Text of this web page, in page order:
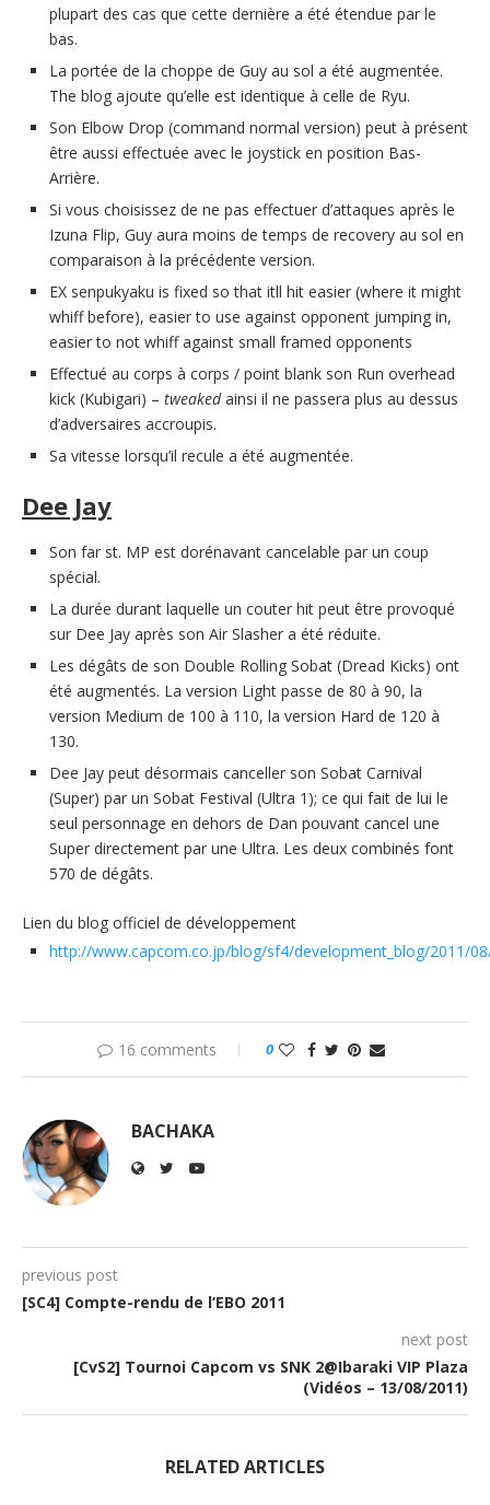
plupart des cas que cette dernière a été étendue par le
bas.
La portée de la choppe de Guy au sol a été augmentée.
The blog ajoute qu’elle est identique à celle de Ryu.
Son Elbow Drop (command normal version) peut à présent
être aussi effectuée avec le joystick en position Bas-
Arrière.
Si vous choisissez de ne pas effectuer d’attaques après le
Izuna Flip, Guy aura moins de temps de recovery au sol en
comparaison à la précédente version.
EX senpukyaku is fixed so that itll hit easier (where it might
whiff before), easier to use against opponent jumping in,
easier to not whiff against small framed opponents
Effectué au corps à corps / point blank son Run overhead
kick (Kubigari) – tweakedainsi il ne passera plus au dessus
d’adversaires accroupis.
Sa vitesse lorsqu’il recule a été augmentée.
Dee Jay
Son far st. MP est dorénavant cancelable par un coup
spécial.
La durée durant laquelle un couter hit peut être provoqué
sur Dee Jay après son Air Slasher a été réduite.
Les dégâts de son Double Rolling Sobat (Dread Kicks) ont
été augmentés. La version Light passe de 80 à 90, la
version Medium de 100 à 110, la version Hard de 120 à
130.
Dee Jay peut désormais canceller son Sobat Carnival
(Super) par un Sobat Festival (Ultra 1); ce qui fait de lui le
seul personnage en dehors de Dan pouvant cancel une
Super directement par une Ultra. Les deux combinés font
570 de dégâts.
Lien du blog officiel de développement
http://www.capcom.co.jp/blog/sf4/development_blog/2011/
16 comments 0
BACHAKA
previous post
[SC4] Compte-rendu de l’EBO 2011
next post
[CvS2] Tournoi Capcom vs SNK 2@Ibaraki VIP Plaza
(Vidéos – 13/08/2011)
RELATED ARTICLES